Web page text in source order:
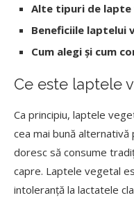
Alte tipuri de lapte
Beneficiile laptelui
Cum alegi și cum
Ce este laptele
Ca principiu, laptele
cea mai bună
doresc să consume
capre. Laptele vegetal
intoleranță la lactatele